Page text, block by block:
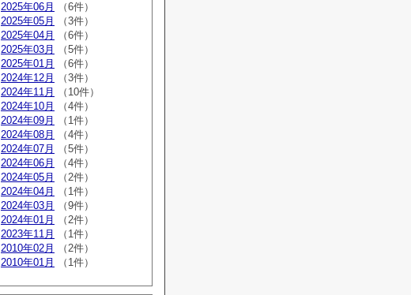
2025年06月
（6件）
2025年05月
（3件）
2025年04月
（6件）
2025年03月
（5件）
2025年01月
（6件）
2024年12月
（3件）
2024年11月
（10件）
2024年10月
（4件）
2024年09月
（1件）
2024年08月
（4件）
2024年07月
（5件）
2024年06月
（4件）
2024年05月
（2件）
2024年04月
（1件）
2024年03月
（9件）
2024年01月
（2件）
2023年11月
（1件）
2010年02月
（2件）
2010年01月
（1件）